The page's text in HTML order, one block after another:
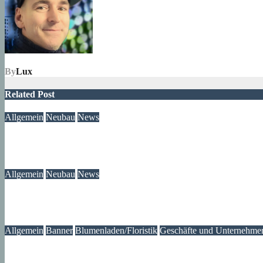
ByLux
Related Post
Allgemein Neubau News
Allgemein Neubau News
Allgemein Banner Blumenladen/Floristik Geschäfte und